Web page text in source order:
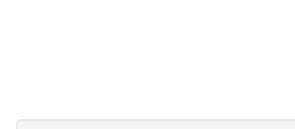
• Eine 200 m2 grosse und 3 m hohe